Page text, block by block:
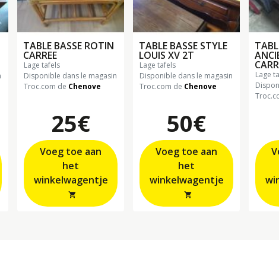
TABLE BASSE ROTIN
CARREE
lage tafels
Disponible dans le magasin
Troc.com de Chenove
25€
Voeg toe aan
het
shopping_cart
TABLE BASSE STYLE
LOUIS XV 2T
lage tafels
Disponible dans le magasin
Troc.com de Chenove
50€
Voeg toe aan
het
shopping_cart
lage